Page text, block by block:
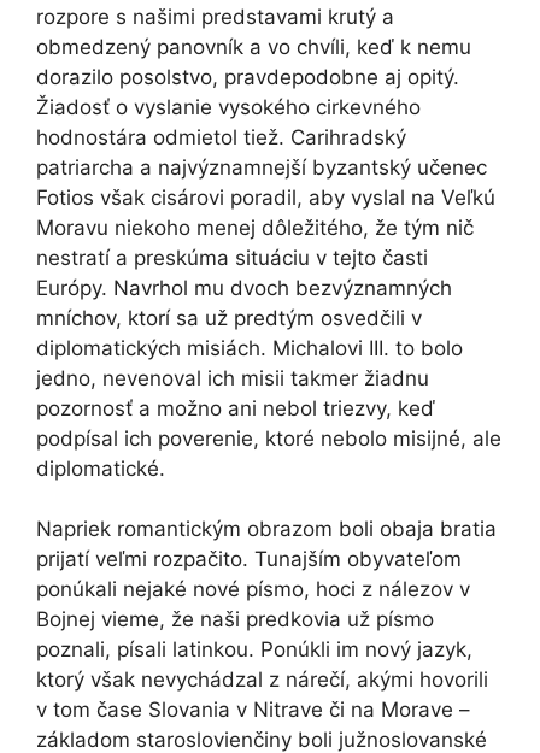
rozpore s našimi predstavami krutý a
obmedzený panovník a vo chvíli, keď k nemu
dorazilo posolstvo, pravdepodobne aj opitý.
Žiadosť o vyslanie vysokého cirkevného
hodnostára odmietol tiež. Carihradský
patriarcha a najvýznamnejší byzantský učenec
Fotios však cisárovi poradil, aby vyslal na Veľkú
Moravu niekoho menej dôležitého, že tým nič
nestratí a preskúma situáciu v tejto časti
Európy. Navrhol mu dvoch bezvýznamných
mníchov, ktorí sa už predtým osvedčili v
diplomatických misiách. Michalovi III. to bolo
jedno, nevenoval ich misii takmer žiadnu
pozornosť a možno ani nebol triezvy, keď
podpísal ich poverenie, ktoré nebolo misijné, ale
diplomatické.
Napriek romantickým obrazom boli obaja bratia
prijatí veľmi rozpačito. Tunajším obyvateľom
ponúkali nejaké nové písmo, hoci z nálezov v
Bojnej vieme, že naši predkovia už písmo
poznali, písali latinkou. Ponúkli im nový jazyk,
ktorý však nevychádzal z nárečí, akými hovorili
v tom čase Slovania v Nitrave či na Morave –
základom staroslovienčiny boli južnoslovanské